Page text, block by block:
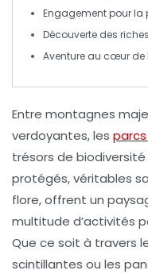
Engagement pour la
Découverte des
Aventure au cœur de
Entre montagnes
verdoyantes, les
trésors de
protégés, véritables
flore, offrent un
multitude d’activités
Que ce soit à travers
scintillantes ou les